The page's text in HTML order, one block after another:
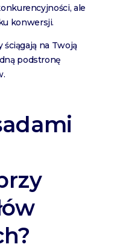
ale
konwersji.
ściągają na Twoją
podstronę